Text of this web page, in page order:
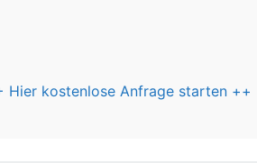
Hier kostenlose Anfrage starten ++